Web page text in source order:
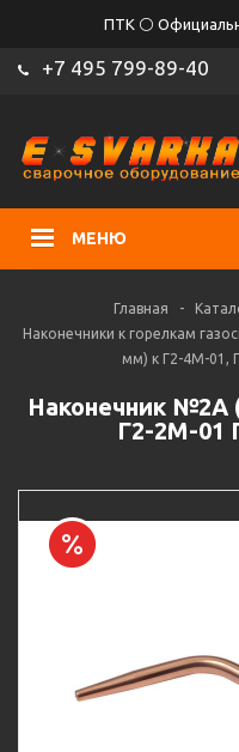
ПТК ⚪
+7 495 799-89-40
МЕНЮ
Главная -
Наконечники к горелкам
мм) к Г2-4М-01,
Наконечник №2А
Г2-2М-01